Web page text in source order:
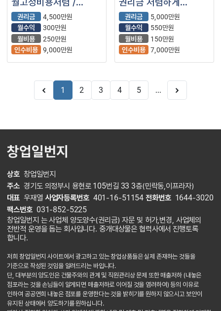
수익성좋음 / ＂
키즈카페＂⭐
권리금
4,500만원
월수익
300만원
월비용
250만원
인수비용 9,000만원
양도양수 가능합니다.
월매출 1000만원
키즈카페 양도
도와드리겠습니다.
권리금
5,000만원
월수익
550만원
월비용
150만원
인수비용 7,000만원
1 2 3 4 5 ...
창업일번지
상호 창업일번지
주소 경기도 의정부시 용현로 105번길 33 3층(민락동,이프라자)
대표 우재열 사업자등록번호 401-16-51154 전화번호 1644-3020
팩스번호 031-852-5225
창업일번지 는 사업체 양도양수(권리금) 자문 및 허가,변경, 사업체의
전반적 운영을 돕는 회사입니다. 중개대상물은 협력사에서 진행토록
합니다.
저희 창업일번지 사이트에서 광고하고 있는 창업상품들은 실제 존재하는 것들을
기준으로 작성된 것임을 알려드리는 바입니다.
단, 대부분의 양도인은 건물주와의 관계 및 직원관리상 문제 또한 매출저하 (내놓은
점포라는 것을 손님들이 알게되면 매출저하로 이어질 것을 염려하여) 등의 이유로
인하여 공공연희 내놓은 점포를 운영한다는 것을 밝히기를 원하지 않으시고 보안이
유지된 상태에서 양도하기를 원하십니다.